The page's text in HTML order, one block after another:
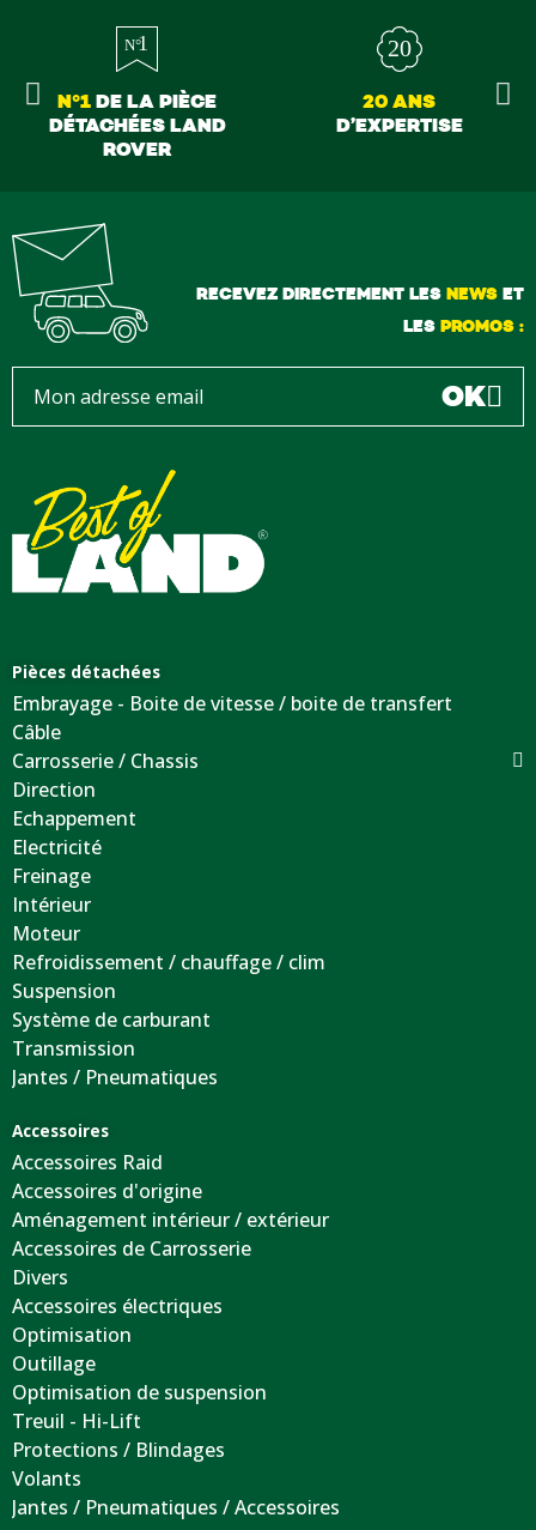
N°1DE LA PIÈCE
DÉTACHÉES LAND
ROVER
20 ANS
D’EXPERTISE
RECEVEZ DIRECTEMENT LES NEWSET
LES PROMOS :
OK
Pièces détachées
Embrayage - Boite de vitesse / boite de transfert
Câble
Carrosserie / Chassis
Direction
Echappement
Electricité
Freinage
Intérieur
Moteur
Refroidissement / chauffage / clim
Suspension
Système de carburant
Transmission
Jantes / Pneumatiques
Accessoires
Accessoires Raid
Accessoires d'origine
Aménagement intérieur / extérieur
Accessoires de Carrosserie
Divers
Accessoires électriques
Optimisation
Outillage
Optimisation de suspension
Treuil - Hi-Lift
Protections / Blindages
Volants
Jantes / Pneumatiques / Accessoires